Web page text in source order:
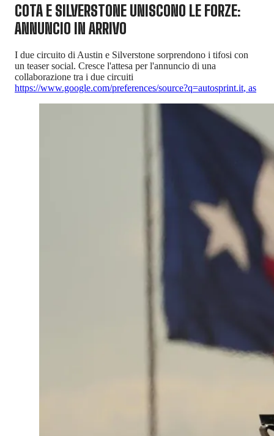
COTA E SILVERSTONE UNISCONO LE FORZE:
ANNUNCIO IN ARRIVO
I due circuito di Austin e Silverstone sorprendono i tifosi con
un teaser social. Cresce l'attesa per l'annuncio di una
collaborazione tra i due circuiti
https://www.google.com/preferences/source?q=autosprint.it, as